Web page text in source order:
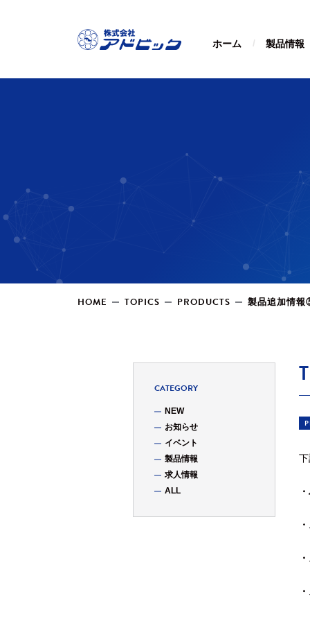
ホーム 製品情報
HOME TOPICS PRODUCTS 製品追加情
CATEGORY
NEW
お知らせ
イベント
製品情報
求人情報
ALL